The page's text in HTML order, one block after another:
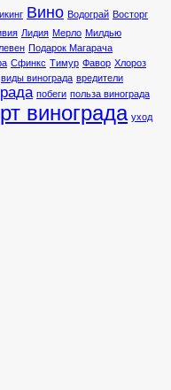
Вино Водограй Восторг
Лидия Мерло Милдью
Подарок Магарача
Сфинкс Тимур Фавор Хлороз
виды винограда вредители
побеги польза винограда
винограда уход